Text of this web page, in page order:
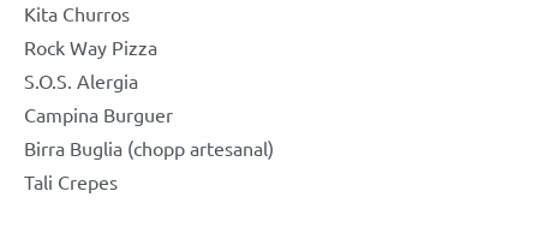
Kita Churros
Rock Way Pizza
S.O.S. Alergia
Campina Burguer
Birra Buglia (chopp artesanal)
Tali Crepes